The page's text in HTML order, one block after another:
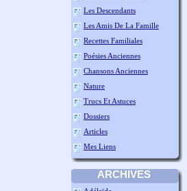
Les Descendants
Les Amis De La Famille
Recettes Familiales
Poésies Anciennes
Chansons Anciennes
Nature
Trucs Et Astuces
Dossiers
Articles
Mes Liens
ARCHIVES